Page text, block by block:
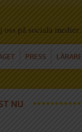
oss på sociala medier:
PRESS LÄRARE
NU